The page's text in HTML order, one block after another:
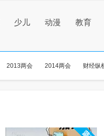
少儿 动漫 教育
2013两会 2014两会 财经纵